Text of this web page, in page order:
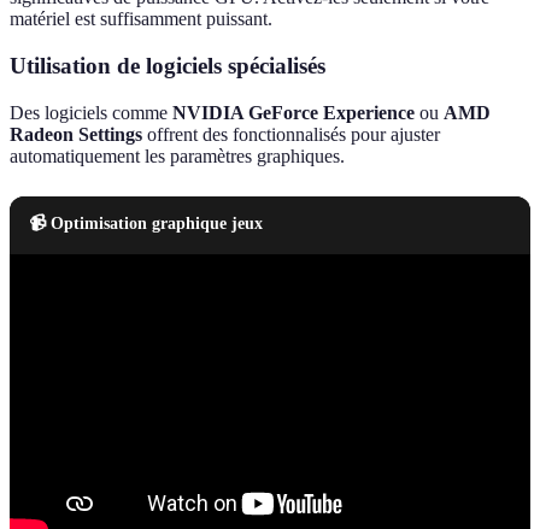
matériel est suffisamment puissant.
Utilisation de logiciels spécialisés
Des logiciels comme NVIDIA GeForce Experience ou AMD
Radeon Settings offrent des fonctionnalisés pour ajuster
automatiquement les paramètres graphiques.
📹 Optimisation graphique jeux